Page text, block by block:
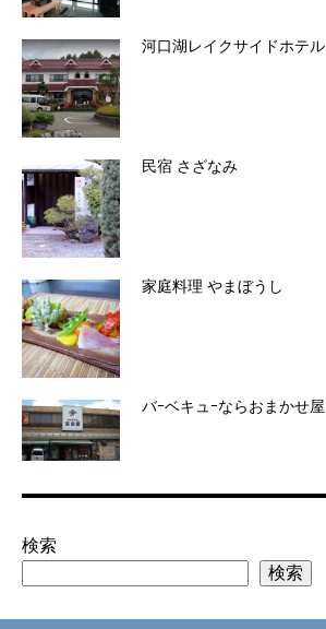
河口湖レイクサイドホテル
民宿 さざなみ
家庭料理 やまぼうし
バｰベキュｰならおまかせ屋
検索
検索